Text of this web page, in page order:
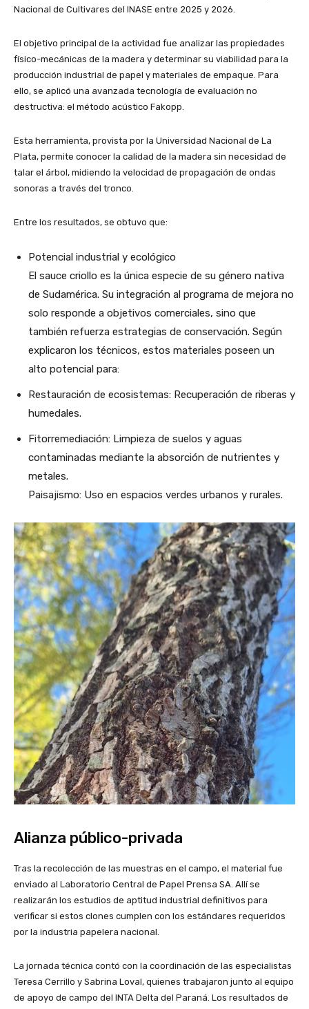
Nacional de Cultivares del INASE entre 2025 y 2026.
El objetivo principal de la actividad fue analizar las propiedades
físico-mecánicas de la madera y determinar su viabilidad para la
producción industrial de papel y materiales de empaque. Para
ello, se aplicó una avanzada tecnología de evaluación no
destructiva: el método acústico Fakopp.
Esta herramienta, provista por la Universidad Nacional de La
Plata, permite conocer la calidad de la madera sin necesidad de
talar el árbol, midiendo la velocidad de propagación de ondas
sonoras a través del tronco.
Entre los resultados, se obtuvo que:
Potencial industrial y ecológico
El sauce criollo es la única especie de su género nativa
de Sudamérica. Su integración al programa de mejora no
solo responde a objetivos comerciales, sino que
también refuerza estrategias de conservación. Según
explicaron los técnicos, estos materiales poseen un
alto potencial para:
Restauración de ecosistemas: Recuperación de riberas y
humedales.
Fitorremediación: Limpieza de suelos y aguas
contaminadas mediante la absorción de nutrientes y
metales.
Paisajismo: Uso en espacios verdes urbanos y rurales.
Alianza público-privada
Tras la recolección de las muestras en el campo, el material fue
enviado al Laboratorio Central de Papel Prensa SA. Allí se
realizarán los estudios de aptitud industrial definitivos para
verificar si estos clones cumplen con los estándares requeridos
por la industria papelera nacional.
La jornada técnica contó con la coordinación de las especialistas
Teresa Cerrillo y Sabrina Loval, quienes trabajaron junto al equipo
de apoyo de campo del INTA Delta del Paraná. Los resultados de